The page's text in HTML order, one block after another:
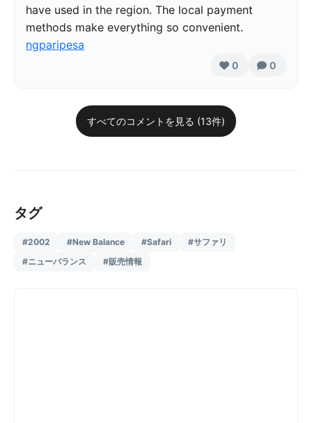
have used in the region. The local payment
methods make everything so convenient.
ngparipesa
0 0
すべてのコメントを見る (13件)
タグ
#2002 #New Balance #Safari
#サファリ
#ニューバランス
#販売情報